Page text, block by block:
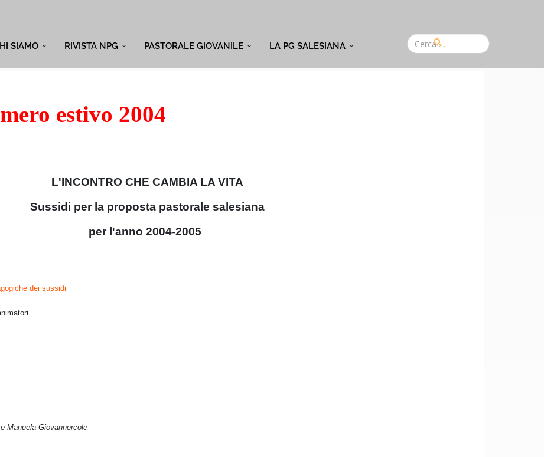
SIAMO RIVISTA NPG PASTORALE GIOVANILE LA PG SALESIANA
estivo 2004
L'INCONTRO CHE CAMBIA LA VITA
Sussidi per la proposta pastorale salesiana
per l'anno 2004-2005
dei sussidi
Manuela Giovannercole